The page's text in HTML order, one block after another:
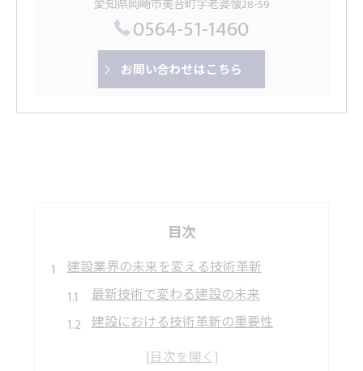
愛知県岡崎市美合町字老婆懐28-59
0564-51-1460
お問い合わせはこちら
目次
建設業界の未来を変える技術革新
最新技術で変わる建設の未来
建設における技術革新の重要性
建設業界を支える革新技術